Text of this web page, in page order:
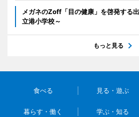
メガネのZoff「目の健康」を啓発する
立港小学校～
もっと見る
食べる 見る・遊ぶ
暮らす・働く 学ぶ・知る